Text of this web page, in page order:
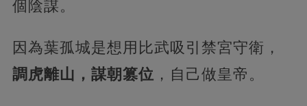
個陰謀。
因為葉孤城是想用比武吸引禁宮守衛，
調虎離山，謀朝篡位 ，自己做皇帝。